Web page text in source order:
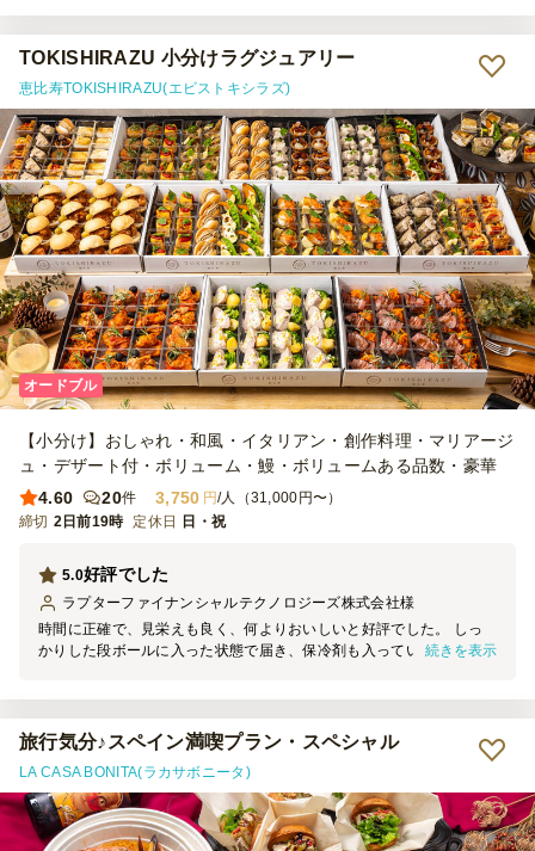
TOKISHIRAZU 小分けラグジュアリー
恵比寿TOKISHIRAZU(エビストキシラズ)
オードブル
【小分け】おしゃれ・和風・イタリアン・創作料理・マリアージ
ュ・デザート付・ボリューム・鰻・ボリュームある品数・豪華
4.60
20件 3,750 円/人（31,000円〜）
締切 2日前19時 定休日 日・祝
好評でした
5.0
ラプターファイナンシャルテクノロジーズ株式会社様
時間に正確で、見栄えも良く、何よりおいしいと好評でした。 しっ
かりした段ボールに入った状態で届き、保冷剤も入っていました。
う少し大きくしっかりしたものだったら嬉しかったです。 でも全体
的にはサービスも味も良く、星５つです。
続きを表示
旅行気分♪スペイン満喫プラン・スペシャル
LA CASA BONITA(ラカサボニータ)